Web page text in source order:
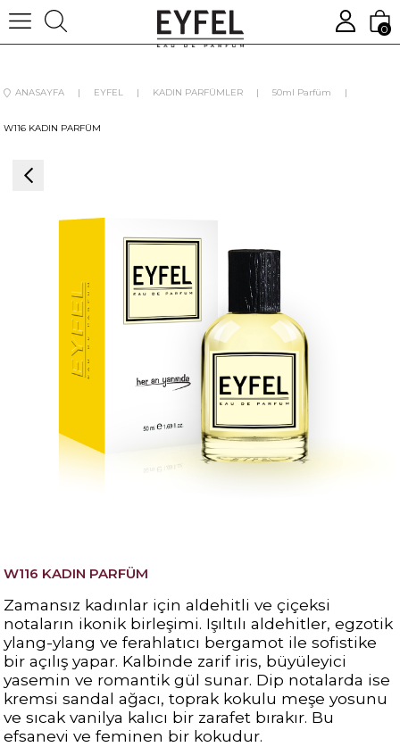
0
ANASAYFA EYFEL KADIN PARFÜMLER 50ml Parfüm
W116 KADIN PARFÜM
W116 KADIN PARFÜM
Zamansız kadınlar için aldehitli ve çiçeksi
notaların ikonik birleşimi. Işıltılı aldehitler, egzotik
ylang-ylang ve ferahlatıcı bergamot ile sofistike
bir açılış yapar. Kalbinde zarif iris, büyüleyici
yasemin ve romantik gül sunar. Dip notalarda ise
kremsi sandal ağacı, toprak kokulu meşe yosunu
ve sıcak vanilya kalıcı bir zarafet bırakır. Bu
efsanevi ve feminen bir kokudur.